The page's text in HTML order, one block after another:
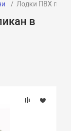
Лодки ПВХ под
в